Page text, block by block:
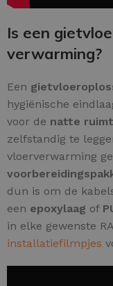
Is een
verwarming?
Een
hygiënische
voor de natte
zelfstandig te
vloerverwarming
dun is om de
een epoxylaag of
in elke gewenste
installatiefilmpjes